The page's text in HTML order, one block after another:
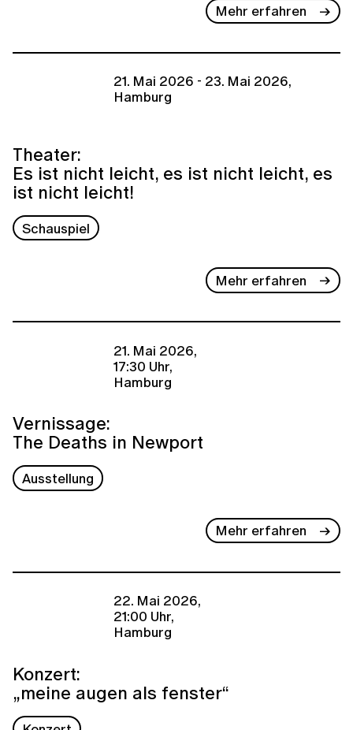
Mehr erfahren
21. Mai 2026 - 23. Mai 2026,
Hamburg
Theater:
Es ist nicht leicht, es ist nicht leicht, es
ist nicht leicht!
Schauspiel
Mehr erfahren
21. Mai 2026,
17:30 Uhr,
Hamburg
Vernissage:
The Deaths in Newport
Ausstellung
Mehr erfahren
22. Mai 2026,
21:00 Uhr,
Hamburg
Konzert:
„meine augen als fenster“